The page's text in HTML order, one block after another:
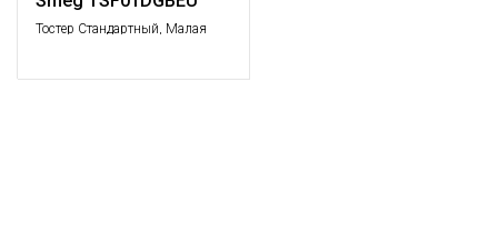
Тостер Стандартный, Малая